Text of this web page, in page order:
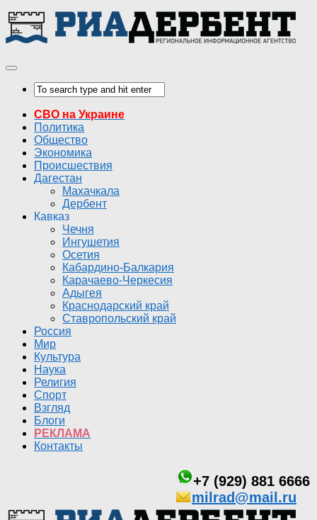
СВО на Украине
Политика
Общество
Экономика
Происшествия
Дагестан
Махачкала
Дербент
Кавказ
Чечня
Ингушетия
Осетия
Кабардино-Балкария
Карачаево-Черкесия
Адыгея
Краснодарский край
Ставропольский край
Россия
Мир
Культура
Наука
Религия
Спорт
Взгляд
Блоги
РЕКЛАМА
Контакты
+7 (929) 881 6666
milrad@mail.ru